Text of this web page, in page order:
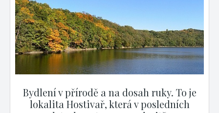
Bydlení v přírodě a na dosah ruky. To je
lokalita Hostivař, která v posledních